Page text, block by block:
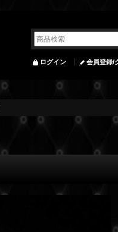
ログイン 会員登録/